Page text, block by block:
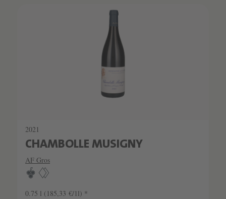
2021
CHAMBOLLE MUSIGNY
AF Gros
0.75 l (185,33 €/1l) *